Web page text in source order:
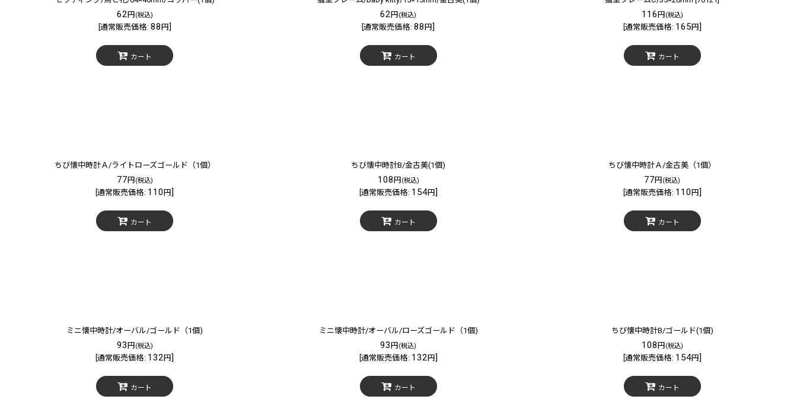
62 円 (税込)
通常販売価格: 88 円]
カート
62円 (税込)
[通常販売価格: 88円]
カート
116 円 (税込)
通常販売価格: 165 円]
カート
ちび懐中時計Ａ/ライトローズゴールド（1個）
77 円 (税込)
[通常販売価格: 110円]
カート
ちび懐中時計B/金古美(1個)
108 円 (税込)
通常販売価格: 154円]
カート
ちび懐中時計Ａ/金古美（1個）
77円 (税込)
通常販売価格: 110 円]
カート
ミニ懐中時計/オーバル/ゴールド（1個)
93 円 (税込)
[通常販売価格: 132円]
カート
ミニ懐中時計/オーバル/ローズゴールド（1個)
93円 (税込)
通常販売価格: 132 円]
カート
ちび懐中時計B/ゴールド(1個)
108 円 (税込)
通常販売価格: 154円]
カート